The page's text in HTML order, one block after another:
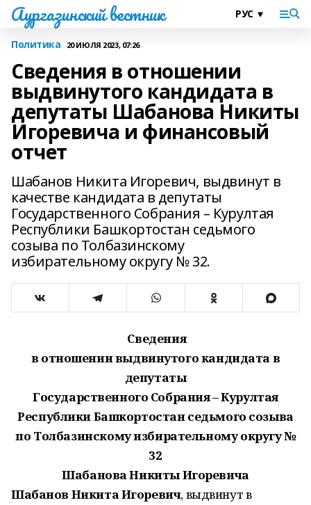
Аургазинский вестник
Политика 20 ИЮЛЯ 2023, 07:26
Сведения в отношении
выдвинутого кандидата в
депутаты Шабанова Никиты
Игоревича и финансовый
отчет
Шабанов Никита Игоревич, выдвинут в
качестве кандидата в депутаты
Государственного Собрания – Курултая
Республики Башкортостан седьмого
созыва по Толбазинскому
избирательному округу № 32.
Сведения
в отношении выдвинутого кандидата в
депутаты
Государственного Собрания – Курултая
Республики Башкортостан седьмого созыва
по Толбазинскому избирательному округу №
32
Шабанова Никиты Игоревича
Шабанов Никита Игоревич, выдвинут в